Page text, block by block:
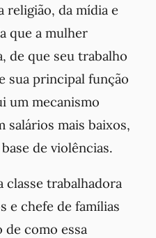
religião, da mídia e
que a mulher
de que seu trabalho
sua principal função
um mecanismo
salários mais baixos,
de violências.
classe trabalhadora
e chefe de famílias
de como essa